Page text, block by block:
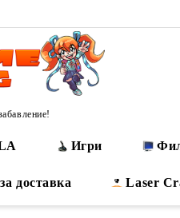
Игри
доставка Laser